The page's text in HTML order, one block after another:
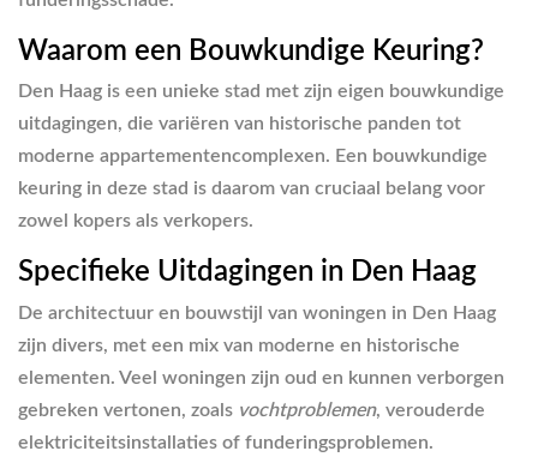
Waarom een Bouwkundige Keuring?
Den Haag is een unieke stad met zijn eigen bouwkundige
uitdagingen, die variëren van historische panden tot
moderne appartementencomplexen. Een bouwkundige
keuring in deze stad is daarom van cruciaal belang voor
zowel kopers als verkopers.
Specifieke Uitdagingen in Den Haag
De architectuur en bouwstijl van woningen in Den Haag
zijn divers, met een mix van moderne en historische
elementen. Veel woningen zijn oud en kunnen verborgen
gebreken vertonen, zoals vochtproblemen, verouderde
elektriciteitsinstallaties of funderingsproblemen.